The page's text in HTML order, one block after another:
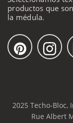
productos que
la médula.
2025 Techo-Bloc,
Rue Albert